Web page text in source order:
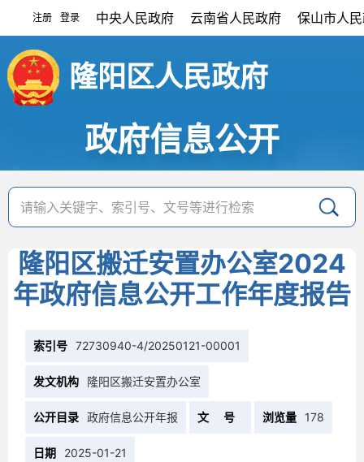
注册 登录 中央人民政府 云南省人民政府 保山市人
隆阳区人民政府
政府信息公开
隆阳区搬迁安置办公室2024
年政府信息公开工作年度报告
索引号 72730940-4/20250121-00001
发文机构 隆阳区搬迁安置办公室
公开目录 政府信息公开年报 文 号 浏览量 178
日期 2025-01-21